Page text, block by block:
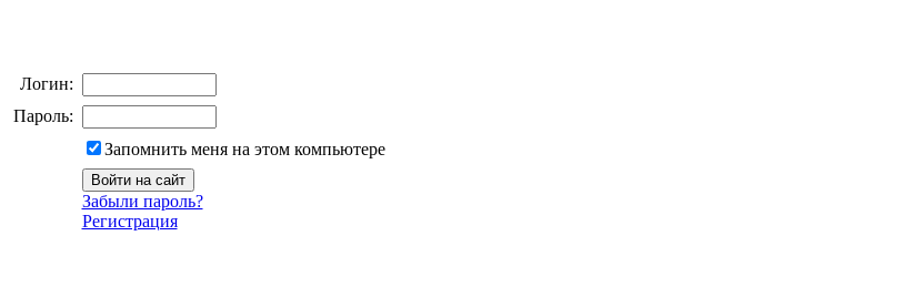
Логин:
Пароль:
Запомнить меня на этом компьютере
Забыли пароль?
Регистрация